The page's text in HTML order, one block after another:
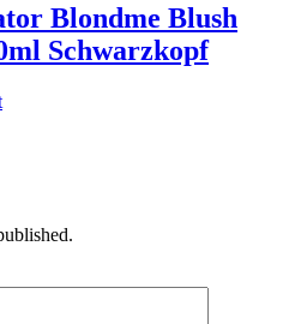
Blondme Blush
Schwarzkopf